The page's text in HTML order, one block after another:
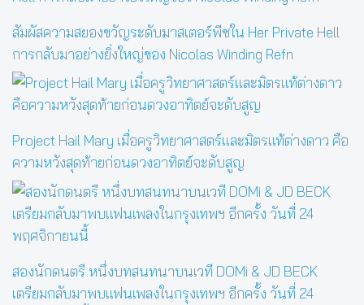
สัมผัสความสยองขวัญระดับมาสเตอร์พีซใน Her Private Hell
การกลับมาอย่างยิ่งใหญ่ของ Nicolas Winding Refn
Project Hail Mary เมื่อครูวิทยาศาสตร์และมิตรแท้ต่างดาว คือ
ความหวังสุดท้ายก่อนดวงอาทิตย์จะดับสูญ
สองนักดนตรี หนึ่งบทสนทนาบนเวที DOMi & JD BECK
เตรียมกลับมาพบแฟนเพลงในกรุงเทพฯ อีกครั้ง วันที่ 24